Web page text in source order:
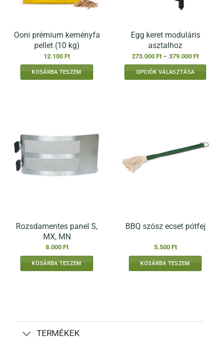
Ooni prémium keményfa
pellet (10 kg)
12.100 Ft
KOSÁRBA TESZEM
Egg keret moduláris
asztalhoz
273.000 Ft – 379.000 Ft
OPCIÓK VÁLASZTÁSA
változatok
Rozsdamentes panel S,
MX, MN
8.000 Ft
KOSÁRBA TESZEM
BBQ szósz ecset pótfej
5.500 Ft
KOSÁRBA TESZEM
TERMÉKEK